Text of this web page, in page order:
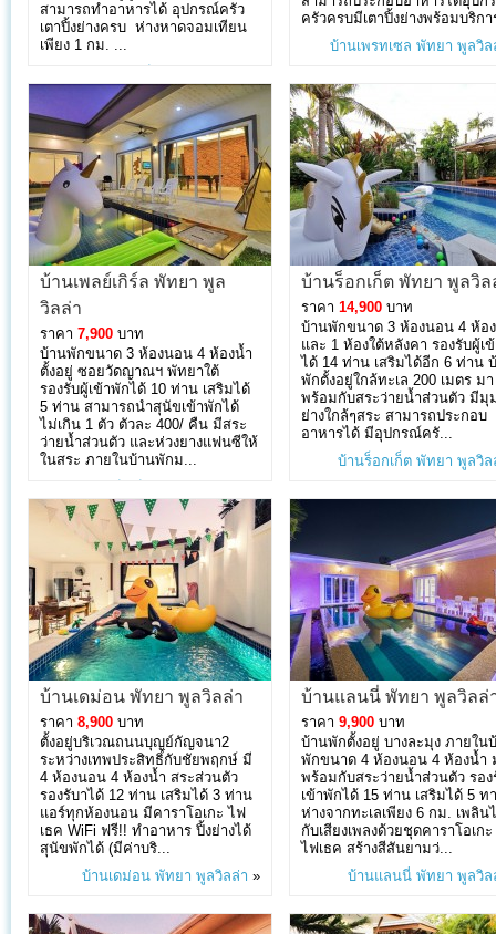
สามารถทำอาหารได้ อุปกรณ์ครัว
เตาปิ้งย่างครบ ห่างหาดจอมเทียน
เพียง 1 กม. ...
ครัวครบมีเตาปิ้งย่างพร้อมบริก
บ้านเพรทเซล พัทยา พูลวิล
บ้านเพลย์เกิร์ล พัทยา พูล
วิลล่า
ราคา 7,900 บาท
บ้านพักขนาด 3 ห้องนอน 4 ห้องน้ำ
ตั้งอยู่ ซอยวัดญาณฯ พัทยาใต้
รองรับผู้เข้าพักได้ 10 ท่าน เสริมได้
5 ท่าน สามารถนำสุนัขเข้าพักได้
ไม่เกิน 1 ตัว ตัวละ 400/ คืน มีสระ
ว่ายน้ำส่วนตัว และห่วงยางแฟนซีให้
ในสระ ภายในบ้านพักม...
บ้านร็อกเก็ต พัทยา พูลวิล
ราคา 14,900 บาท
บ้านพักขนาด 3 ห้องนอน 4 ห้อ
และ 1 ห้องใต้หลังคา รองรับผู้เ
ได้ 14 ท่าน เสริมได้อีก 6 ท่าน
พักตั้งอยู่ใกล้ทะเล 200 เมตร มา
พร้อมกับสระว่ายน้ำส่วนตัว มีมุ
ย่างใกล้ๆสระ สามารถประกอบ
อาหารได้ มีอุปกรณ์ครั...
บ้านร็อกเก็ต พัทยา พูลวิล
บ้านเดม่อน พัทยา พูลวิลล่า
ราคา 8,900 บาท
ตั้งอยู่บริเวณถนนบุญย์กัญจนา2
ระหว่างเทพประสิทธิ์กับชัยพฤกษ์ มี
4 ห้องนอน 4 ห้องน้ำ สระส่วนตัว
รองรับาได้ 12 ท่าน เสริมได้ 3 ท่าน
แอร์ทุกห้องนอน มีคาราโอเกะ ไฟ
เธค WiFi ฟรี!! ทำอาหาร ปิ้งย่างได้
สุนัขพักได้ (มีค่าบริ...
บ้านเดม่อน พัทยา พูลวิลล่า »
บ้านแลนนี่ พัทยา พูลวิลล่
ราคา 9,900 บาท
บ้านพักตั้งอยู่ บางละมุง ภายใน
พักขนาด 4 ห้องนอน 4 ห้องน้ำ
พร้อมกับสระว่ายน้ำส่วนตัว รอง
เข้าพักได้ 15 ท่าน เสริมได้ 5 ท
ห่างจากทะเลเพียง 6 กม. เพลิน
กับเสียงเพลงด้วยชุดคาราโอเก
ไฟเธค สร้างสีสันยามว่...
บ้านแลนนี่ พัทยา พูลวิล